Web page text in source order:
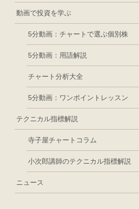
動画で投資を学ぶ
5分動画：チャートで選ぶ個別株
5分動画：用語解説
チャート分析大全
5分動画：ワンポイントレッスン
テクニカル指標解説
寺子屋チャートコラム
小次郎講師のテクニカル指標解説
ニュース